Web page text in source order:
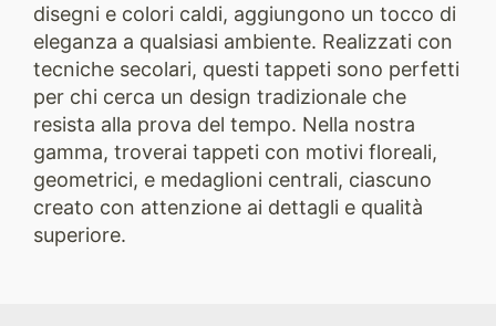
disegni e colori caldi, aggiungono un tocco di
eleganza a qualsiasi ambiente. Realizzati con
tecniche secolari, questi tappeti sono perfetti
per chi cerca un design tradizionale che
resista alla prova del tempo. Nella nostra
gamma, troverai tappeti con motivi floreali,
geometrici, e medaglioni centrali, ciascuno
creato con attenzione ai dettagli e qualità
superiore.